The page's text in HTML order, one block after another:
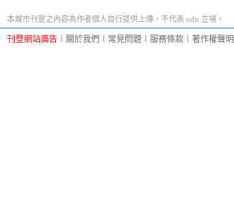
本城市刊登之內容為作者個人自行提供上傳，不代表 udn 立場。
刊登網站廣告 關於我們 常見問題 服務條款 著作權聲明